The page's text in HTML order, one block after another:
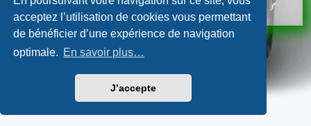
acceptez l’utilisation de cookies vous permettant
de bénéficier d’une expérience de navigation
optimale. En savoir plus…
J’accepte
Confidentialité |